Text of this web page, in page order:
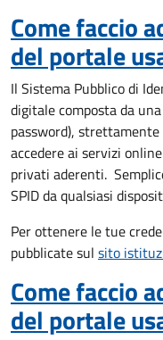
Come faccio
del portale
Il Sistema Pubblico di
digitale composta da
password),
accedere ai servizi
privati aderenti.
SPID da qualsiasi
Per ottenere le tue
pubblicate sul sito
Come faccio
del portale